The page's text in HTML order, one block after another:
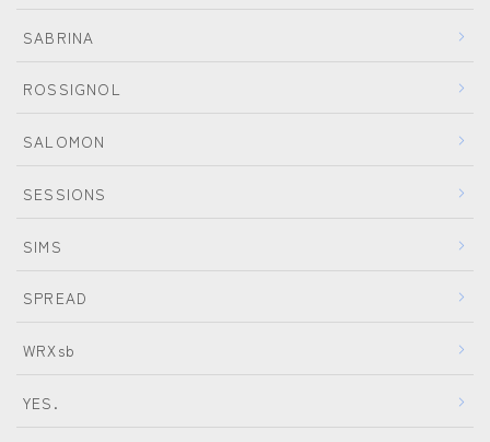
SABRINA
ROSSIGNOL
SALOMON
SESSIONS
SIMS
SPREAD
WRXsb
YES.